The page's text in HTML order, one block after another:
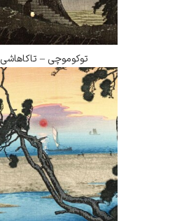
توکوموچی – تاکاهاشی شوته